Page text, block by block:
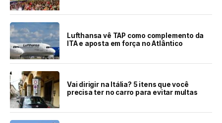
Lufthansa vê TAP como complemento da
ITA e aposta em força no Atlântico
Vai dirigir na Itália? 5 itens que você
precisa ter no carro para evitar multas